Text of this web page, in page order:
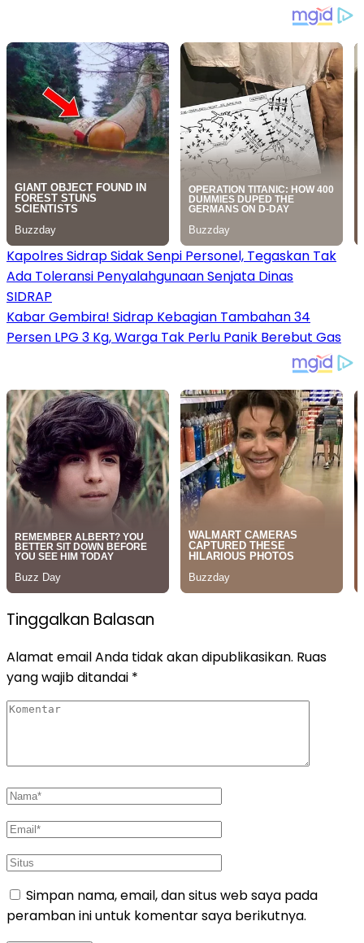
Kapolres Sidrap Sidak Senpi Personel, Tegaskan Tak
Ada Toleransi Penyalahgunaan Senjata Dinas
SIDRAP
Kabar Gembira! Sidrap Kebagian Tambahan 34
Persen LPG 3 Kg, Warga Tak Perlu Panik Berebut Gas
Tinggalkan Balasan
Alamat email Anda tidak akan dipublikasikan. Ruas
yang wajib ditandai *
Simpan nama, email, dan situs web saya pada
peramban ini untuk komentar saya berikutnya.